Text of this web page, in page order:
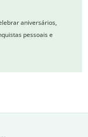
aniversários,
pessoais e